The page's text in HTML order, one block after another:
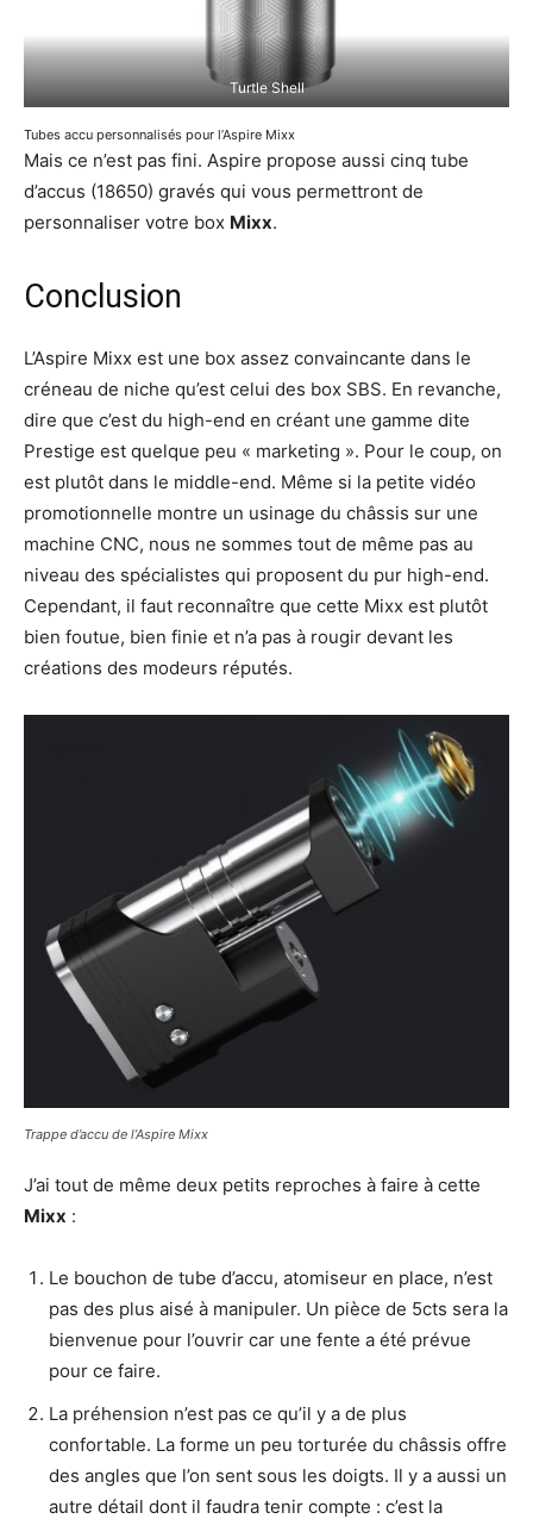
Turtle Shell
Tubes accu personnalisés pour l’Aspire Mixx
Mais ce n’est pas fini. Aspire propose aussi cinq tube
d’accus (18650) gravés qui vous permettront de
personnaliser votre box Mixx.
Conclusion
L’Aspire Mixx est une box assez convaincante dans le
créneau de niche qu’est celui des box SBS. En revanche,
dire que c’est du high-end en créant une gamme dite
Prestige est quelque peu « marketing ». Pour le coup, on
est plutôt dans le middle-end. Même si la petite vidéo
promotionnelle montre un usinage du châssis sur une
machine CNC, nous ne sommes tout de même pas au
niveau des spécialistes qui proposent du pur high-end.
Cependant, il faut reconnaître que cette Mixx est plutôt
bien foutue, bien finie et n’a pas à rougir devant les
créations des modeurs réputés.
Trappe d’accu de l’Aspire Mixx
J’ai tout de même deux petits reproches à faire à cette
Mixx :
Le bouchon de tube d’accu, atomiseur en place, n’est
pas des plus aisé à manipuler. Un pièce de 5cts sera la
bienvenue pour l’ouvrir car une fente a été prévue
pour ce faire.
La préhension n’est pas ce qu’il y a de plus
confortable. La forme un peu torturée du châssis offre
des angles que l’on sent sous les doigts. Il y a aussi un
autre détail dont il faudra tenir compte : c’est la